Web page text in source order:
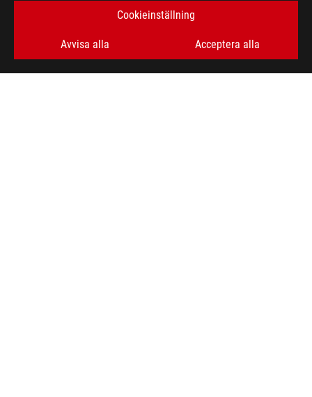
Cookieinställning
Avvisa alla Acceptera alla